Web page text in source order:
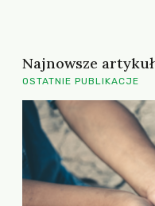
Najnowsze
OSTATNIE PUBLIKACJE